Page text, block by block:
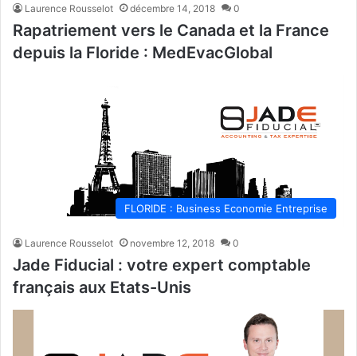
Laurence Rousselot décembre 14, 2018 0
Rapatriement vers le Canada et la France
depuis la Floride : MedEvacGlobal
FLORIDE : Business Economie Entreprise
Laurence Rousselot novembre 12, 2018 0
Jade Fiducial : votre expert comptable
français aux Etats-Unis